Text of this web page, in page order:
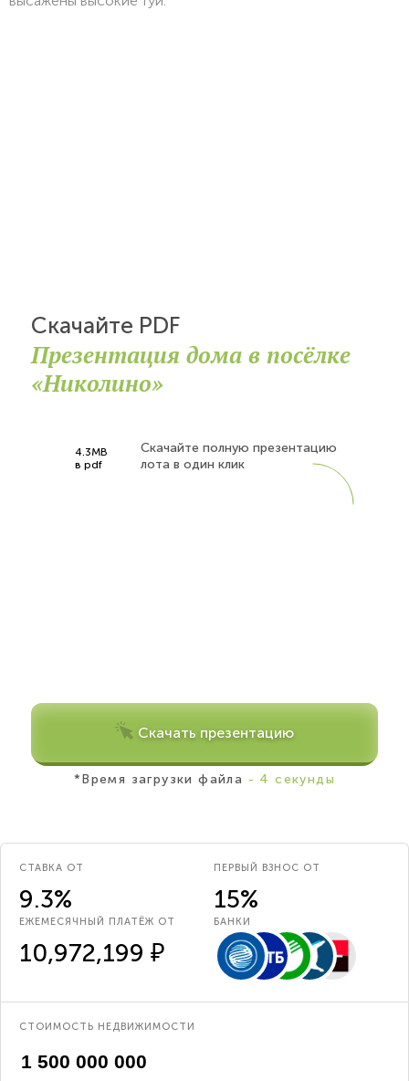
Скачайте PDF
Презентация дома в посёлке
«Николино»
4.3MB
в pdf
Скачайте полную презентацию
лота в один клик
Скачать презентацию
*Время загрузки файла - 4 секунды
СТАВКА ОТ
9.3%
ПЕРВЫЙ ВЗНОС ОТ
15%
ЕЖЕМЕСЯЧНЫЙ ПЛАТЁЖ ОТ
10,972,199 ₽
БАНКИ
СТОИМОСТЬ НЕДВИЖИМОСТИ